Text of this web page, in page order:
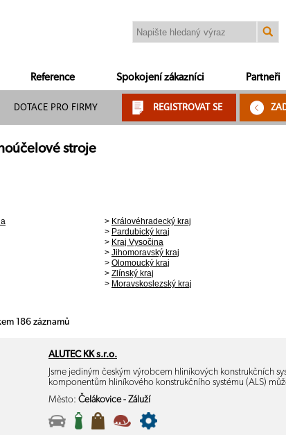
Reference Spokojení zákazníci Partneři
DOTACE PRO FIRMY REGISTROVAT SE
stroje
> Královéhradecký kraj
> Pardubický kraj
> Kraj Vysočina
> Jihomoravský kraj
> Olomoucký kraj
> Zlínský kraj
> Moravskoslezský kraj
186 záznamů
ALUTEC KK s.r.o.
Jsme jediným českým výrobcem hliníkových konstrukčních
komponentům hliníkového konstrukčního systému (ALS)
Město: Čelákovice - Záluží